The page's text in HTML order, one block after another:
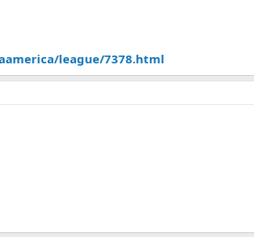
league/7378.html